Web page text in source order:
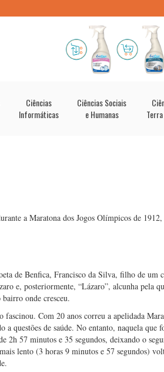
Ciências
Informáticas
Ciências Sociais
e Humanas
a Maratona dos Jogos Olímpicos de
de Benfica, Francisco da Silva, filho de um
e, posteriormente, “Lázaro”, alcunha pela
onde cresceu.
Com 20 anos correu a apelidada
questões de saúde. No entanto, naquela que
2h 57 minutos e 35 segundos, deixando o
lento (3 horas 9 minutos e 57 segundos)